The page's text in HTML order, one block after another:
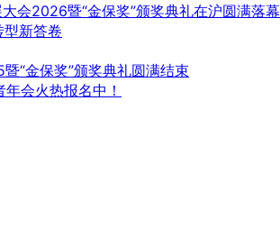
会2026暨“金保奖”颁奖典礼在沪圆满落幕
新答卷
“金保奖”颁奖典礼圆满结束
会火热报名中！